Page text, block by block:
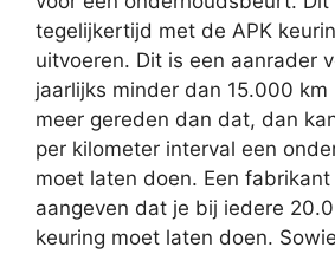
tegelijkertijd met de APK
uitvoeren. Dit is een aanrader
jaarlijks minder dan 15.000
meer gereden dan dat, dan
per kilometer interval een
moet laten doen. Een
aangeven dat je bij iedere
keuring moet laten doen.